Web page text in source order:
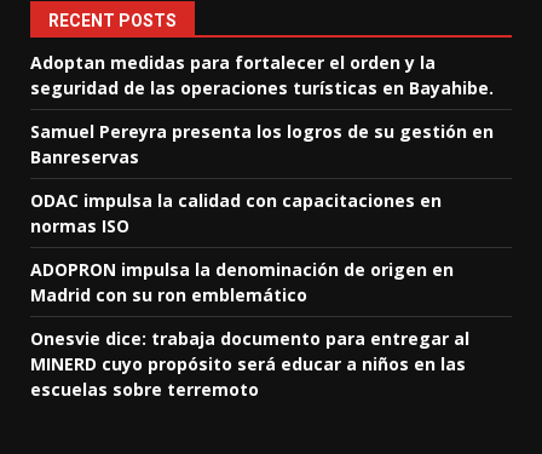
RECENT POSTS
Adoptan medidas para fortalecer el orden y la
seguridad de las operaciones turísticas en Bayahibe.
Samuel Pereyra presenta los logros de su gestión en
Banreservas
ODAC impulsa la calidad con capacitaciones en
normas ISO
ADOPRON impulsa la denominación de origen en
Madrid con su ron emblemático
Onesvie dice: trabaja documento para entregar al
MINERD cuyo propósito será educar a niños en las
escuelas sobre terremoto